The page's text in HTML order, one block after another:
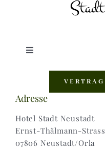
Toggle
Zahlungsweisen |
Adresse
Hotel Stadt Neustadt
Ernst-Thälmann-
07806 Neustadt/Orla